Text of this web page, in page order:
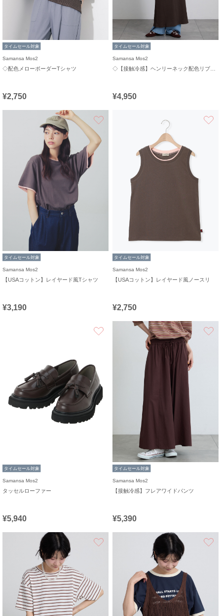
タイムセール対象
Samansa Mos2
◇配色メローボーダーTシャツ
¥2,750
タイムセール対象
Samansa Mos2
¥4,950
タイムセール対象
Samansa Mos2
【USAコットン】レイヤード風Tシャツ
¥3,190
タイムセール対象
Samansa Mos2
【USAコットン】レイヤード風ノースリ
¥2,750
お気に入り
タイムセール対象
Samansa Mos2
タッセルローファー
¥5,940
タイムセール対象
Samansa Mos2
【接触冷感】フレアワイドパンツ
¥5,390